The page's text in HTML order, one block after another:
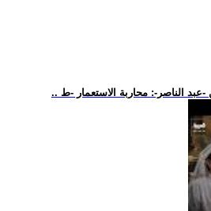
الناصر-: محاربة الاستعمار -ط